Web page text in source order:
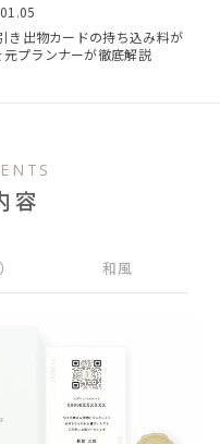
るだけなので、式場に
とができました！
き出物カードの持ち込み料が
プランナーが徹底解説
容
和風